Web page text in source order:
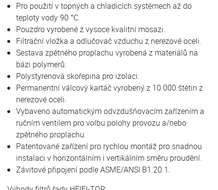
Pro použití v topných a chladicích systémech až do
teploty vody 90 °C.
Pouzdro vyrobené z vysoce kvalitní mosazi.
Filtrační vložka a odlučovač vzduchu z nerezové oceli.
Sestava zpětného proplachu vyrobená z materiálů na
bázi polymerů.
Polystyrenová skořepina pro izolaci.
Permanentní válcový kartáč vyrobený z 10 000 štětin z
nerezové oceli.
Vybaveno automatickým odvzdušňovacím zařízením a
ručním ventilem pro volbu polohy provozu a/nebo
zpětného proplachu.
Patentované zařízení pro rychlou montáž pro snadnou
instalaci v horizontálním i vertikálním směru proudění.
Závitové připojení podle ASME/ANSI B1.20.1.